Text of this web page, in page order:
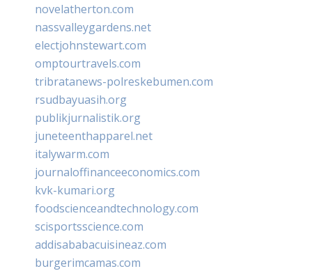
novelatherton.com
nassvalleygardens.net
electjohnstewart.com
omptourtravels.com
tribratanews-polreskebumen.com
rsudbayuasih.org
publikjurnalistik.org
juneteenthapparel.net
italywarm.com
journaloffinanceeconomics.com
kvk-kumari.org
foodscienceandtechnology.com
scisportsscience.com
addisababacuisineaz.com
burgerimcamas.com